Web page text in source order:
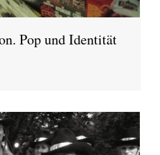
Pop und Identität